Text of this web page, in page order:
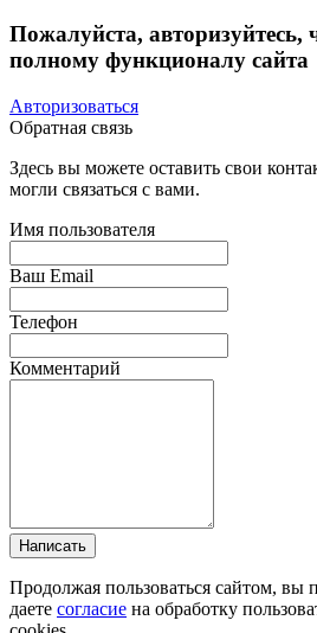
Пожалуйста, авторизуйтесь,
полному функционалу сайта
Авторизоваться
Обратная связь
Здесь вы можете оставить свои
могли связаться с вами.
Имя пользователя
Ваш Email
Телефон
Комментарий
Написать
Продолжая пользоваться сайтом, вы
даете согласие на обработку